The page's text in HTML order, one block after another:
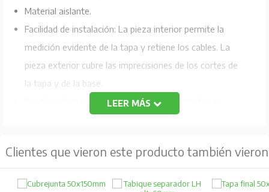
Material aislante.
Facilidad de instalación: La pieza interior permite la
medición evidente de la tapa y retiene los cables. La
pieza exterior cubre las imprecisiones de los cortes de
la tapa y de la base.
Puede cortarse el lateral para adosar, encastrar o
Color: Blanco.
LEER MÁS
Clientes que vieron este producto también vieron